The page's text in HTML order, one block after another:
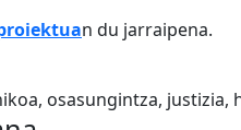
n du jarraipena.
osasungintza, justizia,